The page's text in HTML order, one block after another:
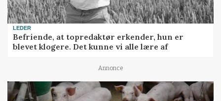
LEDER
Befriende, at topredaktør erkender, hun er
blevet klogere. Det kunne vi alle lære af
Annonce